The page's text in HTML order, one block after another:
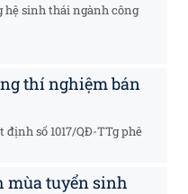
hệ sinh thái ngành công
thí nghiệm bán
số 1017/QĐ-TTg phê
mùa tuyển sinh